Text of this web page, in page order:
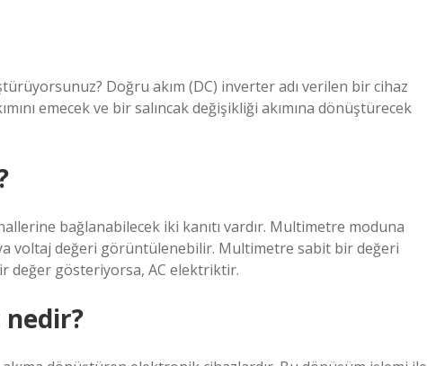
Doğru akım (DC) inverter adı verilen bir cihaz
emecek ve bir salıncak değişikliği akımına dönüştürecek
bağlanabilecek iki kanıtı vardır. Multimetre moduna
voltaj değeri görüntülenebilir. Multimetre sabit bir değeri
değer gösteriyorsa, AC elektriktir.
nedir?